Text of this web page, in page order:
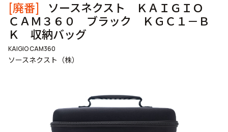
[廃番]
ソースネクスト ＫＡＩＧＩＯ
ＣＡＭ３６０ ブラック ＫＧＣ１－Ｂ
Ｋ 収納バッグ
KAIGIO CAM360
ソースネクスト（株）